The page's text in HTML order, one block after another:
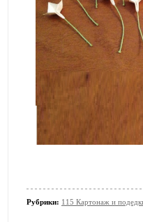
Рубрики: 115 Картонаж и